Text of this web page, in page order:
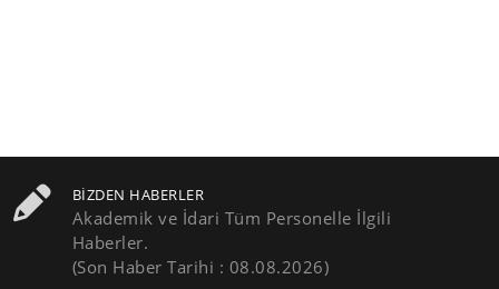
BIZDEN HABERLER
Akademik ve İdari Tüm Personelle İlgili
Haberler.
(Son Haber Tarihi : 08.08.2026)